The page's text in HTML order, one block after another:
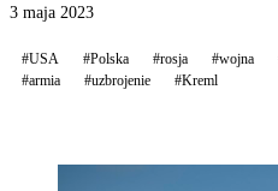
3 maja 2023
#USA #Polska #rosja #wojna
#armia
#uzbrojenie #Kreml